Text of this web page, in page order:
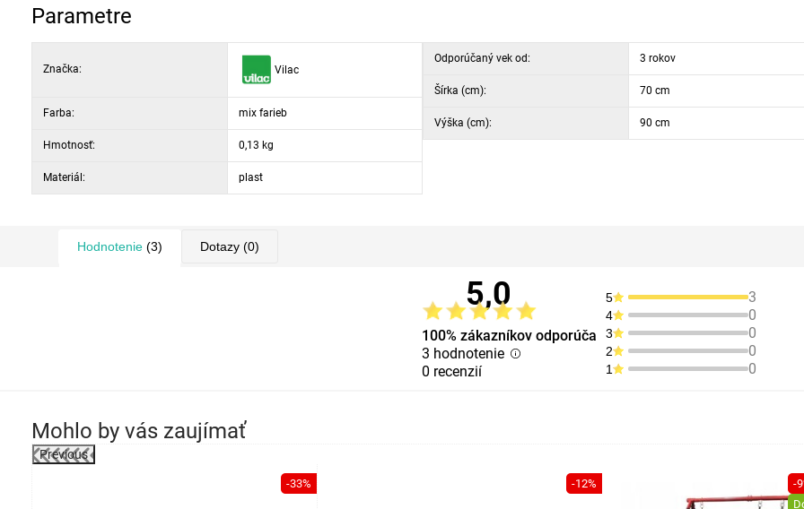
Parametre
Značka: Vilac
Farba: mix farieb
Hmotnosť: 0,13 kg
Materiál: plast
Odporúčaný vek od: 3 rokov
Šírka (cm): 70 cm
Výška (cm): 90 cm
Hodnotenie (3) Dotazy (0)
5,0
100% zákazníkov odporúča
3 hodnotenie
0 recenzií
5 3
4 0
3 0
2 0
1 0
Mohlo by vás zaujímať
Previous
-33% -12%
-